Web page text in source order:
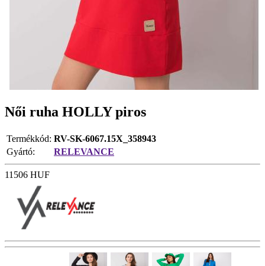
Női ruha HOLLY piros
Termékkód: RV-SK-6067.15X_358943
Gyártó:
RELEVANCE
11506 HUF